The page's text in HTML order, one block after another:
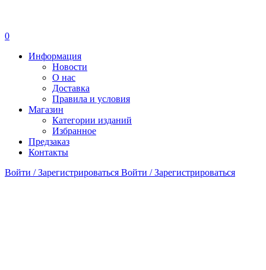
0
Информация
Новости
О нас
Доставка
Правила и условия
Магазин
Категории изданий
Избранное
Предзаказ
Контакты
Войти / Зарегистрироваться Войти / Зарегистрироваться